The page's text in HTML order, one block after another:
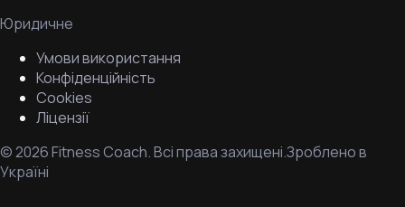
Юридичне
Умови використання
Конфіденційність
Cookies
Ліцензії
©2026Fitness Coach.Всі права захищені.Зроблено в
Україні